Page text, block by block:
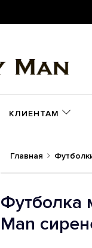
КЛИЕНТАМ
Главная
Футболка
Man